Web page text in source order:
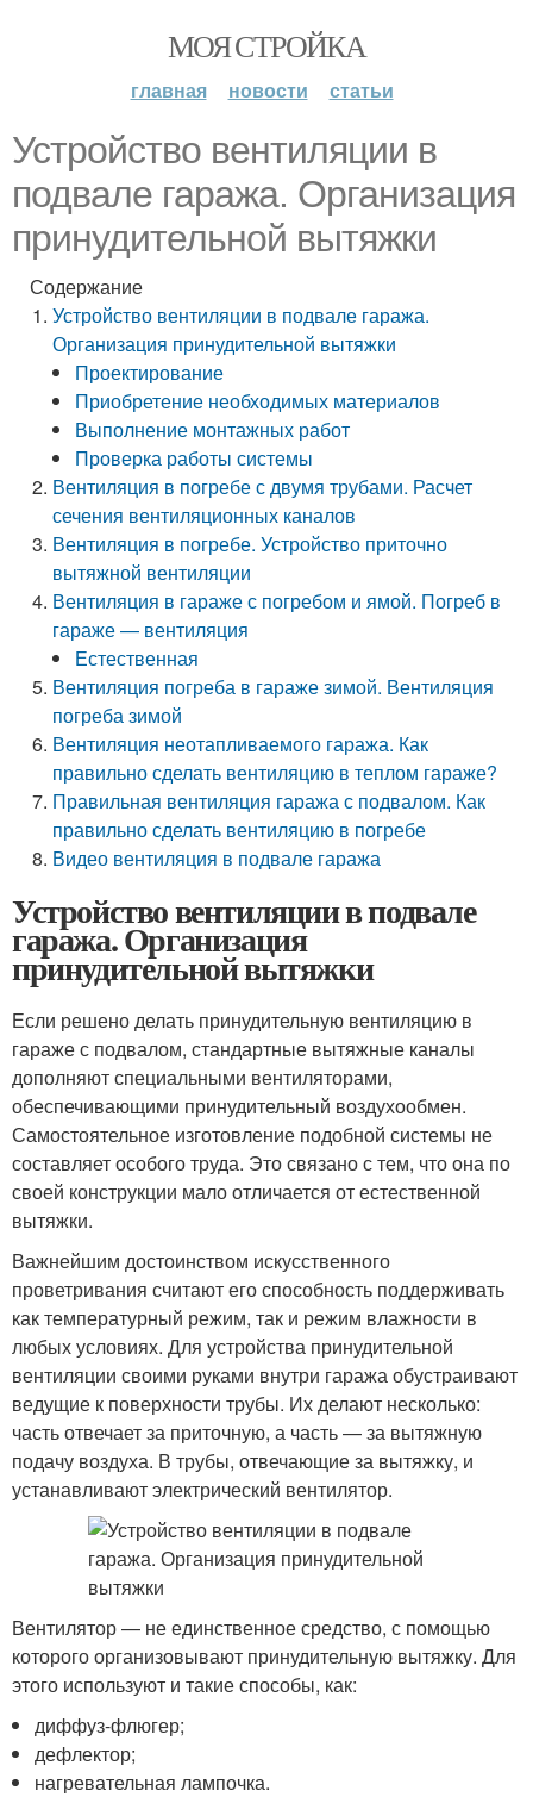
МОЯ СТРОЙКА
главная новости статьи
Устройство вентиляции в
подвале гаража. Организация
принудительной вытяжки
Содержание
Устройство вентиляции в подвале гаража.
Организация принудительной вытяжки
Проектирование
Приобретение необходимых материалов
Выполнение монтажных работ
Проверка работы системы
Вентиляция в погребе с двумя трубами. Расчет
сечения вентиляционных каналов
Вентиляция в погребе. Устройство приточно
вытяжной вентиляции
Вентиляция в гараже с погребом и ямой. Погреб в
гараже — вентиляция
Естественная
Вентиляция погреба в гараже зимой. Вентиляция
погреба зимой
Вентиляция неотапливаемого гаража. Как
правильно сделать вентиляцию в теплом гараже?
Правильная вентиляция гаража с подвалом. Как
правильно сделать вентиляцию в погребе
Видео вентиляция в подвале гаража
Устройство вентиляции в подвале
гаража. Организация
принудительной вытяжки
Если решено делать принудительную вентиляцию в
гараже с подвалом, стандартные вытяжные каналы
дополняют специальными вентиляторами,
обеспечивающими принудительный воздухообмен.
Самостоятельное изготовление подобной системы не
составляет особого труда. Это связано с тем, что она по
своей конструкции мало отличается от естественной
вытяжки.
Важнейшим достоинством искусственного
проветривания считают его способность поддерживать
как температурный режим, так и режим влажности в
любых условиях. Для устройства принудительной
вентиляции своими руками внутри гаража обустраивают
ведущие к поверхности трубы. Их делают несколько:
часть отвечает за приточную, а часть — за вытяжную
подачу воздуха. В трубы, отвечающие за вытяжку, и
устанавливают электрический вентилятор.
Вентилятор — не единственное средство, с помощью
которого организовывают принудительную вытяжку. Для
этого используют и такие способы, как:
диффуз-флюгер;
дефлектор;
нагревательная лампочка.